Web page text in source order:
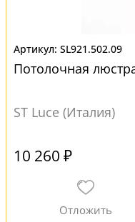
SL921.502.09
Потолочная
ST Luce (Италия)
10 260 ₽